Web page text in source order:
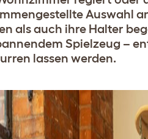
Auswahl
als auch ihre Halter
Spielzeug –
lassen werden.